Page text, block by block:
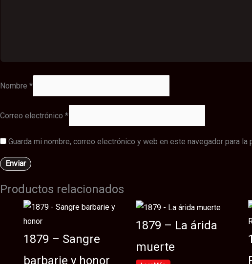
Nombre *
Correo electrónico *
Guarda mi nombre, correo electrónico y web en este navegador para la
Productos relacionados
1879 – Sangre
barbarie y honor
1879 – La árida
muerte